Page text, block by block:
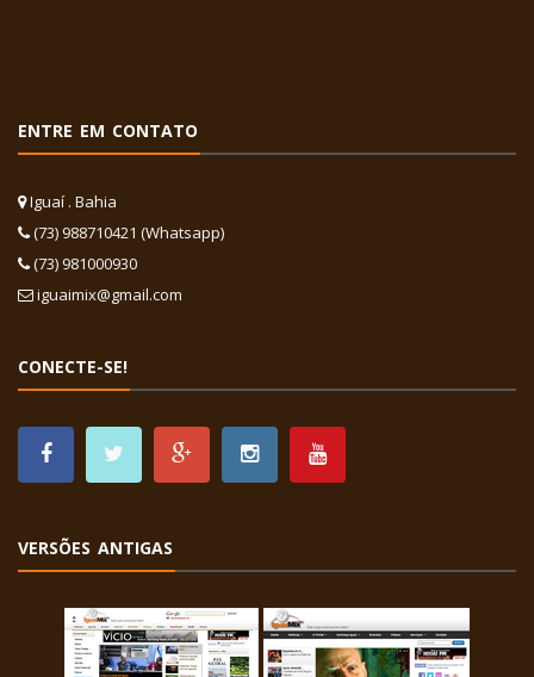
ENTRE EM CONTATO
Iguaí . Bahia
(73) 988710421 (Whatsapp)
(73) 981000930
iguaimix@gmail.com
CONECTE-SE!
VERSÕES ANTIGAS